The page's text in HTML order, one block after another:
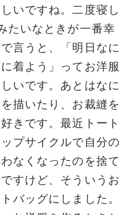
いですね。二度寝し
たいなときが一番幸
言うと、「明日なに
着よう」ってお洋服
いです。あとはなに
描いたり、お裁縫を
きです。最近トート
プサイクルで自分の
なくなったのを捨て
すけど、そういうお
バッグにしました。